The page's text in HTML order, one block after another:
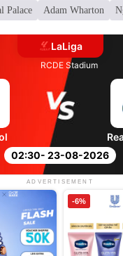
Palace Adam Wharton
LaLiga
RCDE Stadium
02:30- 23-08-2026
ADVERTISEMENT
-6%